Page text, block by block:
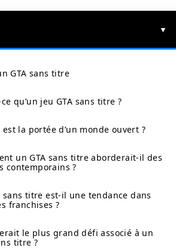
GTA sans titre
ce qu’un jeu GTA sans titre ?
la portée d’un monde ouvert ?
un GTA sans titre aborderait-il des
contemporains ?
sans titre est-il une tendance dans
franchises ?
le plus grand défi associé à un
titre ?